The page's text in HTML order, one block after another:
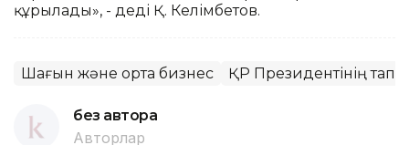
құрылады», - деді Қ. Келімбетов.
Шағын және орта бизнес ҚР Президентінің
без автора
Авторлар